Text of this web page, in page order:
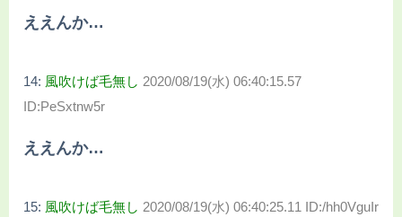
ええんか…
14: 風吹けば毛無し 2020/08/19(水) 06:40:15.57
ID:PeSxtnw5r
ええんか…
15: 風吹けば毛無し 2020/08/19(水) 06:40:25.11 ID:/hh0VguIr